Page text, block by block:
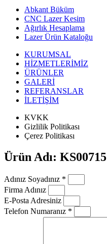
Abkant Büküm
CNC Lazer Kesim
Ağırlık Hesaplama
Lazer Ürün Kataloğu
KURUMSAL
HİZMETLERİMİZ
ÜRÜNLER
GALERİ
REFERANSLAR
İLETİŞİM
KVKK
Gizlilik Politikası
Çerez Politikası
Ürün Adı: KS00715
Adınız Soyadınız *
Firma Adınız
E-Posta Adresiniz
Telefon Numaranız *